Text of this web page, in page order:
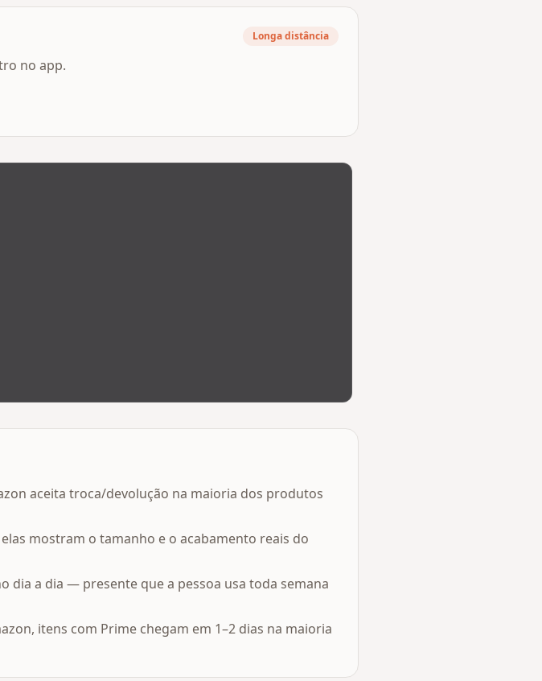
Longa distância
no app.
aceita troca/devolução na maioria dos produtos
mostram o tamanho e o acabamento reais do
dia a dia — presente que a pessoa usa toda semana
itens com Prime chegam em 1–2 dias na maioria